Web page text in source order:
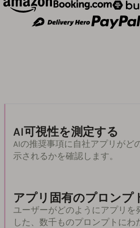
AI可視性を測定する
AIの推奨事項に自社アプリがど
示されるかを確認します。
アプリ固有のプロンプ
ユーザーがどのようにアプリを
した、数千ものプロンプトにわ